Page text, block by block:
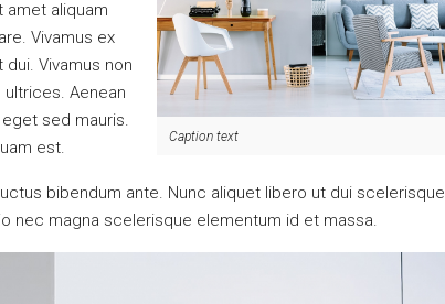
Caption text
amet aliquam
Vivamus ex
Vivamus non
Aenean
sed mauris.
est.
bibendum ante. Nunc aliquet libero ut dui scelerisque
nec magna scelerisque elementum id et massa.